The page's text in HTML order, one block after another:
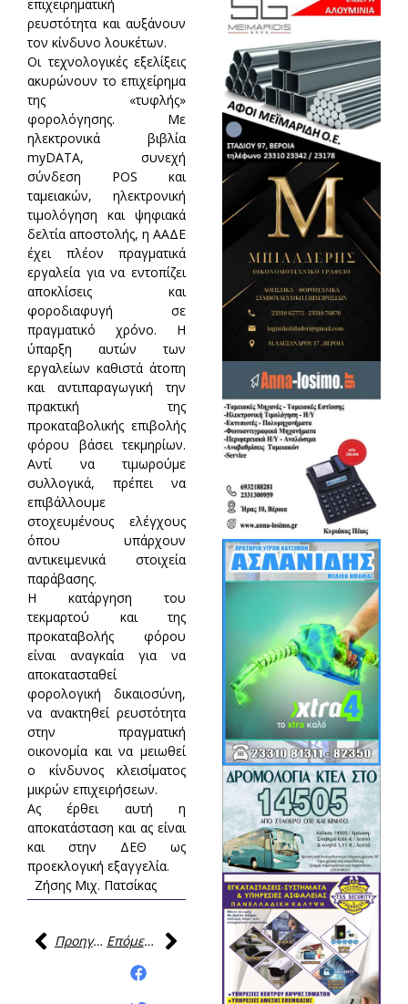
επιχειρηματική
ρευστότητα και αυξάνουν
τον κίνδυνο λουκέτων.
Οι τεχνολογικές εξελίξεις
ακυρώνουν το επιχείρημα
της «τυφλής»
φορολόγησης. Με
ηλεκτρονικά βιβλία
myDATA, συνεχή
σύνδεση POS και
ταμειακών, ηλεκτρονική
τιμολόγηση και ψηφιακά
δελτία αποστολής, η ΑΑΔΕ
έχει πλέον πραγματικά
εργαλεία για να εντοπίζει
αποκλίσεις και
φοροδιαφυγή σε
πραγματικό χρόνο. Η
ύπαρξη αυτών των
εργαλείων καθιστά άτοπη
και αντιπαραγωγική την
πρακτική της
προκαταβολικής επιβολής
φόρου βάσει τεκμηρίων.
Αντί να τιμωρούμε
συλλογικά, πρέπει να
επιβάλλουμε
στοχευμένους ελέγχους
όπου υπάρχουν
αντικειμενικά στοιχεία
παράβασης.
Η κατάργηση του
τεκμαρτού και της
προκαταβολής φόρου
είναι αναγκαία για να
αποκατασταθεί
φορολογική δικαιοσύνη,
να ανακτηθεί ρευστότητα
στην πραγματική
οικονομία και να μειωθεί
ο κίνδυνος κλεισίματος
μικρών επιχειρήσεων.
Ας έρθει αυτή η
αποκατάσταση και ας είναι
και στην ΔΕΘ ως
προεκλογική εξαγγελία.
Ζήσης Μιχ. Πατσίκας
Προηγούμενη
Επόμενη